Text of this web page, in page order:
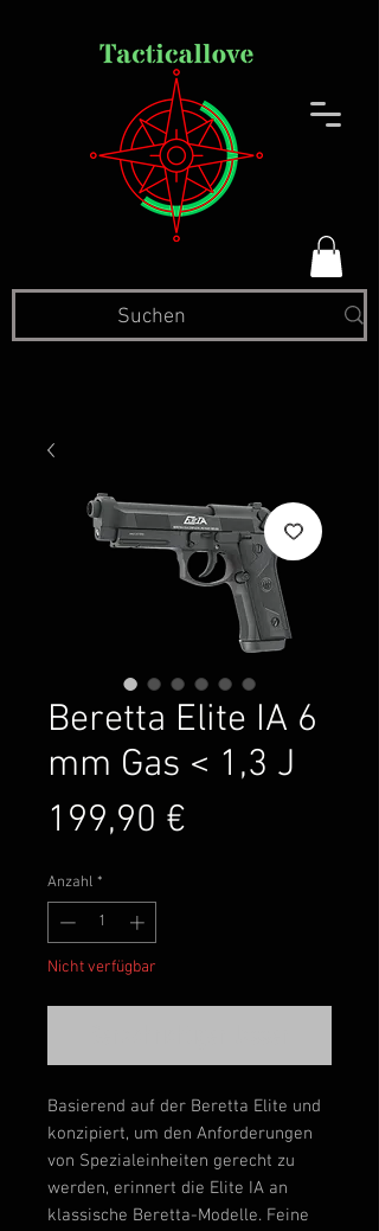
Beretta Elite IA 6
mm Gas < 1,3 J
199,90 €
Anzahl *
Nicht verfügbar
Basierend auf der Beretta Elite und
konzipiert, um den Anforderungen
von Spezialeinheiten gerecht zu
werden, erinnert die Elite IA an
klassische Beretta-Modelle. Feine